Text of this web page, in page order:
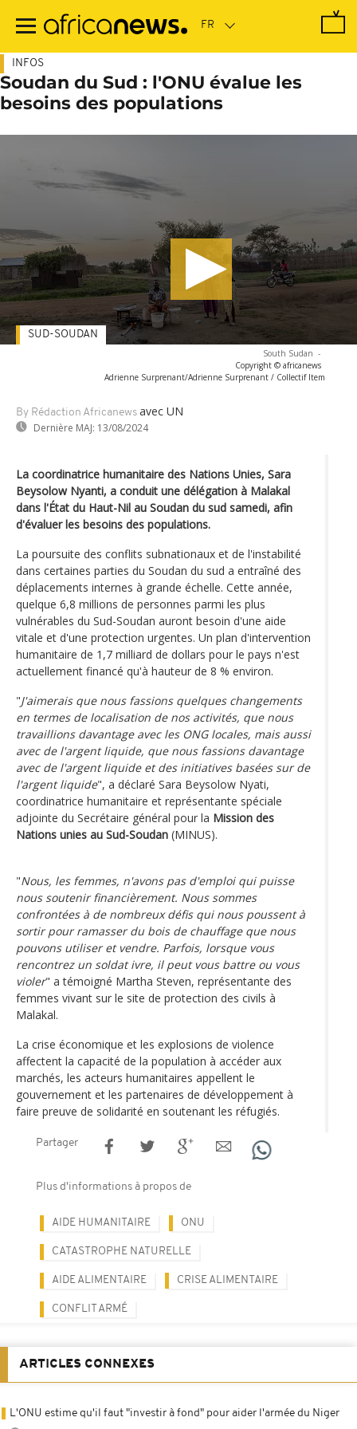
contenu
INFOS
Soudan du Sud : l'ONU évalue les
besoins des populations
South Sudan -
Copyright © africanews
Adrienne Surprenant/Adrienne Surprenant / Collectif Item
By Rédaction Africanews avec UN
Dernière MAJ: 13/08/2024
SUD-SOUDAN
La coordinatrice humanitaire des Nations Unies, Sara
Beysolow Nyanti, a conduit une délégation à Malakal
dans l'État du Haut-Nil au Soudan du sud samedi, afin
d'évaluer les besoins des populations.
La poursuite des conflits subnationaux et de l'instabilité
dans certaines parties du Soudan du sud a entraîné des
déplacements internes à grande échelle. Cette année,
quelque 6,8 millions de personnes parmi les plus
vulnérables du Sud-Soudan auront besoin d'une aide
vitale et d'une protection urgentes. Un plan d'intervention
humanitaire de 1,7 milliard de dollars pour le pays n'est
actuellement financé qu'à hauteur de 8 % environ.
"J'aimerais que nous fassions quelques changements
en termes de localisation de nos activités, que nous
travaillions davantage avec les ONG locales, mais aussi
avec de l'argent liquide, que nous fassions davantage
avec de l'argent liquide et des initiatives basées sur de
l'argent liquide", a déclaré Sara Beysolow Nyati,
coordinatrice humanitaire et représentante spéciale
adjointe du Secrétaire général pour la Mission des
Nations unies au Sud-Soudan (MINUS).
"Nous, les femmes, n'avons pas d'emploi qui puisse
nous soutenir financièrement. Nous sommes
confrontées à de nombreux défis qui nous poussent à
sortir pour ramasser du bois de chauffage que nous
pouvons utiliser et vendre. Parfois, lorsque vous
rencontrez un soldat ivre, il peut vous battre ou vous
violer" a témoigné Martha Steven, représentante des
femmes vivant sur le site de protection des civils à
Malakal.
La crise économique et les explosions de violence
affectent la capacité de la population à accéder aux
marchés, les acteurs humanitaires appellent le
gouvernement et les partenaires de développement à
faire preuve de solidarité en soutenant les réfugiés.
Partager
Plus d'informations à propos de
AIDE HUMANITAIRE ONU
CATASTROPHE NATURELLE
AIDE ALIMENTAIRE CRISE ALIMENTAIRE
CONFLIT ARMÉ
ARTICLES CONNEXES
L'ONU estime qu'il faut "investir à fond" pour aider l'armée du Niger